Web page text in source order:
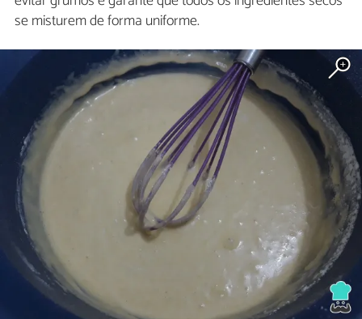
se misturem de forma uniforme.